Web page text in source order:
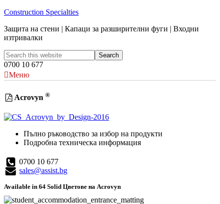
Construction Specialties
Защита на стени | Капаци за разширителни фуги | Входни
изтривалки
0700 10 677
Меню
Acrovyn ®
Пълно ръководство за избор на продукти
Подробна техническа информация
0700 10 677
sales@assist.bg
Available in 64 Solid Цветове на Acrovyn